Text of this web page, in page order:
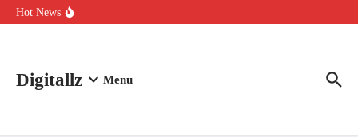
Aller au contenu
Hot News
Comment l’IA simplifie la data de caisse pour la transformer en
Digitallz Menu